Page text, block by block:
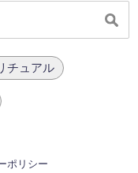
チュアル
ポリシー